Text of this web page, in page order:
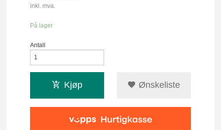
Rabatt
inkl. mva.
På lager
Antall
Kjøp Ønskeliste